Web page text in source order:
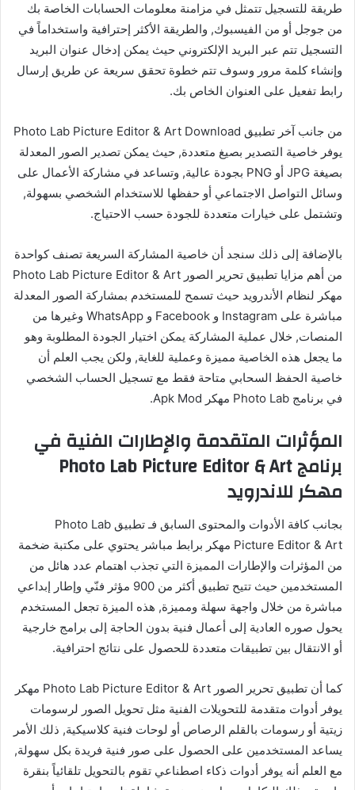
طريقة للتسجيل تتمثل في مزامنة معلومات الحسابات الخاصة بك
من جوجل أو من الفيسبوك, والطريقة الأكثر إحترافية واستخداماً في
التسجيل تتم عبر البريد الإلكتروني حيث يمكن إدخال عنوان البريد
وإنشاء كلمة مرور وسوف تتم خطوة تحقق سريعة عن طريق إرسال
رابط تفعيل على العنوان الخاص بك.
من جانب آخر تطبيق Photo Lab Picture Editor & Art Download
يوفر خاصية التصدير بصيغ متعددة, حيث يمكن تصدير الصور المعدلة
بصيغة JPG أو PNG بجودة عالية, وتساعد في مشاركة الأعمال على
وسائل التواصل الاجتماعي أو حفظها للاستخدام الشخصي بسهولة,
وتشتمل على خيارات متعددة للجودة حسب الاحتياج.
بالإضافة إلى ذلك سنجد أن خاصية المشاركة السريعة تصنف كواحدة
من أهم مزايا تطبيق تحرير الصور Photo Lab Picture Editor & Art
مهكر لنظام الأندرويد حيث تسمح للمستخدم بمشاركة الصور المعدلة
مباشرة على Instagram و Facebook و WhatsApp وغيرها من
المنصات, خلال عملية المشاركة يمكن اختيار الجودة المطلوبة وهو
ما يجعل هذه الخاصية مميزة وعملية للغاية, ولكن يجب العلم أن
خاصية الحفظ السحابي متاحة فقط مع تسجيل الحساب الشخصي
في برنامج Photo Lab مهكر Apk Mod.
المؤثرات المتقدمة والإطارات الفنية في
برنامج Photo Lab Picture Editor & Art
مهكر للاندرويد
بجانب كافة الأدوات والمحتوى السابق فـ تطبيق Photo Lab
Picture Editor & Art مهكر برابط مباشر يحتوي على مكتبة ضخمة
من المؤثرات والإطارات المميزة التي تجذب اهتمام عدد هائل من
المستخدمين حيث تتيح تطبيق أكثر من 900 مؤثر فنّي وإطار إبداعي
مباشرة من خلال واجهة سهلة ومميزة, هذه الميزة تجعل المستخدم
يحول صوره العادية إلى أعمال فنية بدون الحاجة إلى برامج خارجية
أو الانتقال بين تطبيقات متعددة للحصول على نتائج احترافية.
كما أن تطبيق تحرير الصور Photo Lab Picture Editor & Art مهكر
يوفر أدوات متقدمة للتحويلات الفنية مثل تحويل الصور لرسومات
زيتية أو رسومات بالقلم الرصاص أو لوحات فنية كلاسيكية, ذلك الأمر
يساعد المستخدمين على الحصول على صور فنية فريدة بكل سهولة,
مع العلم أنه يوفر أدوات ذكاء اصطناعي تقوم بالتحويل تلقائياً بنقرة